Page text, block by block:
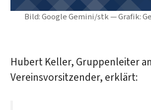
Bild: Google Gemini/stk — Grafik:
Hubert Keller, Gruppenleiter
Vereinsvorsitzender, erklärt: